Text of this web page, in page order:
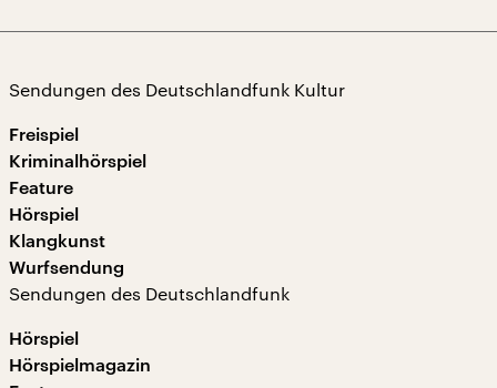
Sendungen des Deutschlandfunk Kultur
Freispiel
Kriminalhörspiel
Feature
Hörspiel
Klangkunst
Wurfsendung
Sendungen des Deutschlandfunk
Hörspiel
Hörspielmagazin